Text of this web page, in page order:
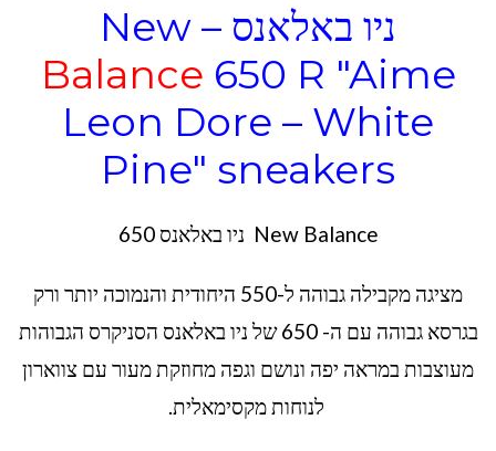
ניו באלאנס – New
Balance 650 R "Aime
Leon Dore – White
Pine" sneakers
New Balance ניו באלאנס 650
מציגה מקבילה גבוהה ל-550 היחודית והנמוכה יותר ורק
בגרסא גבוהה עם ה- 650 של ניו באלאנס הסניקרס הגבוהות
מעוצבות במראה יפה ונושם וגפה מחוזקת מעור עם צווארון
לנוחות מקסימאלית.